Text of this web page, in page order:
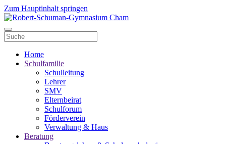
Zum Hauptinhalt springen
Home
Schulfamilie
Schulleitung
Lehrer
SMV
Elternbeirat
Schulforum
Förderverein
Verwaltung & Haus
Beratung